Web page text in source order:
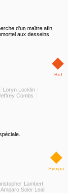
d'un maître afin
aux desseins
◆
Bof
Loryn Locklin
Combs
◆
Sympa
Lambert
Amparo Soler Leal